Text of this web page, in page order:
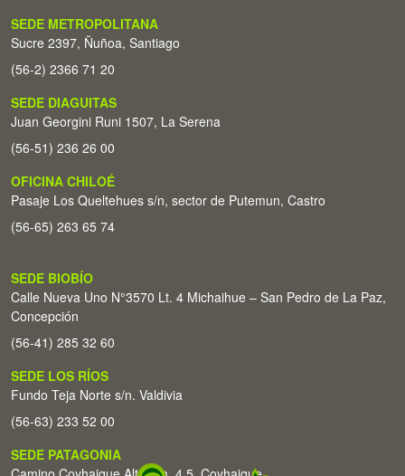
SEDE METROPOLITANA
Sucre 2397, Ñuñoa, Santiago
(56-2) 2366 71 20
SEDE DIAGUITAS
Juan Georgini Runi 1507, La Serena
(56-51) 236 26 00
OFICINA CHILOÉ
Pasaje Los Queltehues s/n, sector de Putemun, Castro
(56-65) 263 65 74
SEDE BIOBÍO
Calle Nueva Uno N°3570 Lt. 4 Michaihue – San Pedro de La Paz,
Concepción
(56-41) 285 32 60
SEDE LOS RÍOS
Fundo Teja Norte s/n. Valdivia
(56-63) 233 52 00
SEDE PATAGONIA